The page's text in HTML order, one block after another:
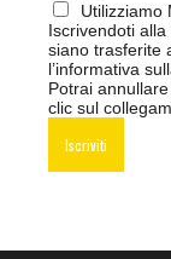
Utilizziamo
Iscrivendoti
siano trasferite
l’informativa
Potrai
clic sul